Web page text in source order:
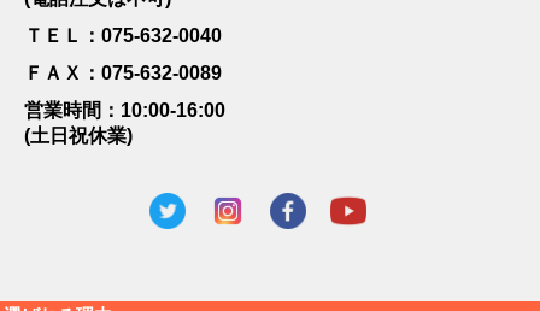
ＴＥＬ：075-632-0040
ＦＡＸ：075-632-0089
営業時間：10:00-16:00
(土日祝休業)